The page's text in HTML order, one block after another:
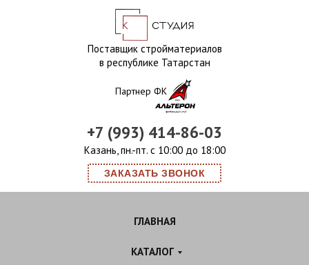
Поставщик стройматериалов
в республике Татарстан
+7 (993) 414-86-03
Казань, пн.-пт. с 10:00 до 18:00
ЗАКАЗАТЬ ЗВОНОК
Партнер ФК
ГЛАВНАЯ
КАТАЛОГ